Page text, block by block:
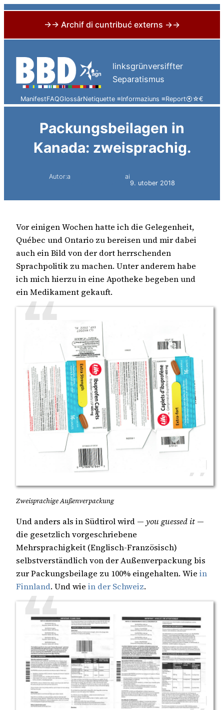
→→ Archif di cuntribuć externs →→
content
linksgrünversiffter
Separatismus
ManifestFAQGlossârNetiquette ≡Informaziuns ≡Report⦿☆€
Packungsbeilagen in
Kanada: zweisprachig.
Autor:a
ai
9. utober 2018
Vor einigen Wochen hatte ich die Gelegenheit,
Québec und Ontario zu bereisen und mir dabei
auch ein Bild von der dort herrschenden
Sprachpolitik zu machen. Unter anderem habe
ich mich hierzu in eine Apotheke begeben und
ein Medikament gekauft.
Zweisprachige Außenverpackung
Und anders als in Südtirol wird — you guessed it —
die gesetzlich vorgeschriebene
Mehrsprachigkeit (Englisch-Französisch)
selbstverständlich von der Außenverpackung bis
zur Packungsbeilage zu 100% eingehalten. Wie in
Finnland. Und wie in der Schweiz.